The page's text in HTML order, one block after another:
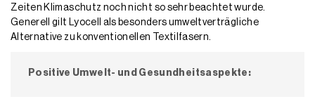
Zeiten Klimaschutz noch nicht so sehr beachtet wurde.
Generell gilt Lyocell als besonders umweltverträgliche
Alternative zu konventionellen Textilfasern.
Positive Umwelt- und Gesundheitsaspekte: